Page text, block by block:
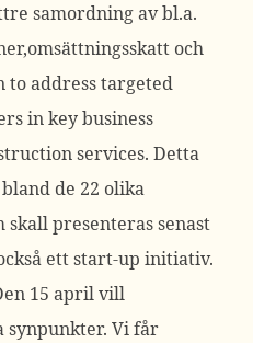
samordning av bl.a.
och
to address targeted
in key business
services. Detta
de 22 olika
skall presenteras senast
ett start-up initiativ.
15 april vill
synpunkter. Vi får